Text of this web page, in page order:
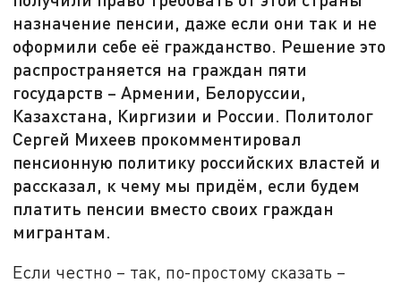
назначение пенсии, даже если они так и не
оформили себе её гражданство. Решение это
распространяется на граждан пяти
государств – Армении, Белоруссии,
Казахстана, Киргизии и России. Политолог
Сергей Михеев прокомментировал
пенсионную политику российских властей и
рассказал, к чему мы придём, если будем
платить пенсии вместо своих граждан
мигрантам.
Если честно – так, по-простому сказать –